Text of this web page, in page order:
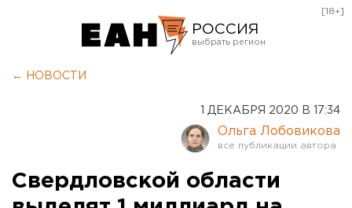
РОССИЯ
Курган
Оренбург
[18+]
← НОВОСТИ
1 ДЕКАБРЯ 2020 В 17:34
Ольга Лобовикова
Свердловской области